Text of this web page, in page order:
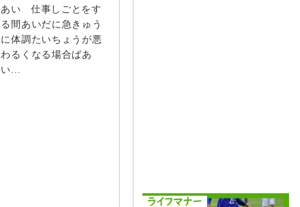
あい 仕事しごとをす
る間あいだに急きゅう
に体調たいちょうが悪
わるくなる場合ばあ
い...